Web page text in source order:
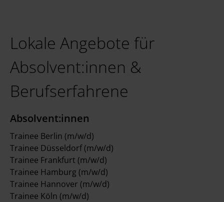
Lokale Angebote für
Absolvent:innen &
Berufserfahrene
Absolvent:innen
Trainee Berlin (m/w/d)
Trainee Düsseldorf (m/w/d)
Trainee Frankfurt (m/w/d)
Trainee Hamburg (m/w/d)
Trainee Hannover (m/w/d)
Trainee Köln (m/w/d)